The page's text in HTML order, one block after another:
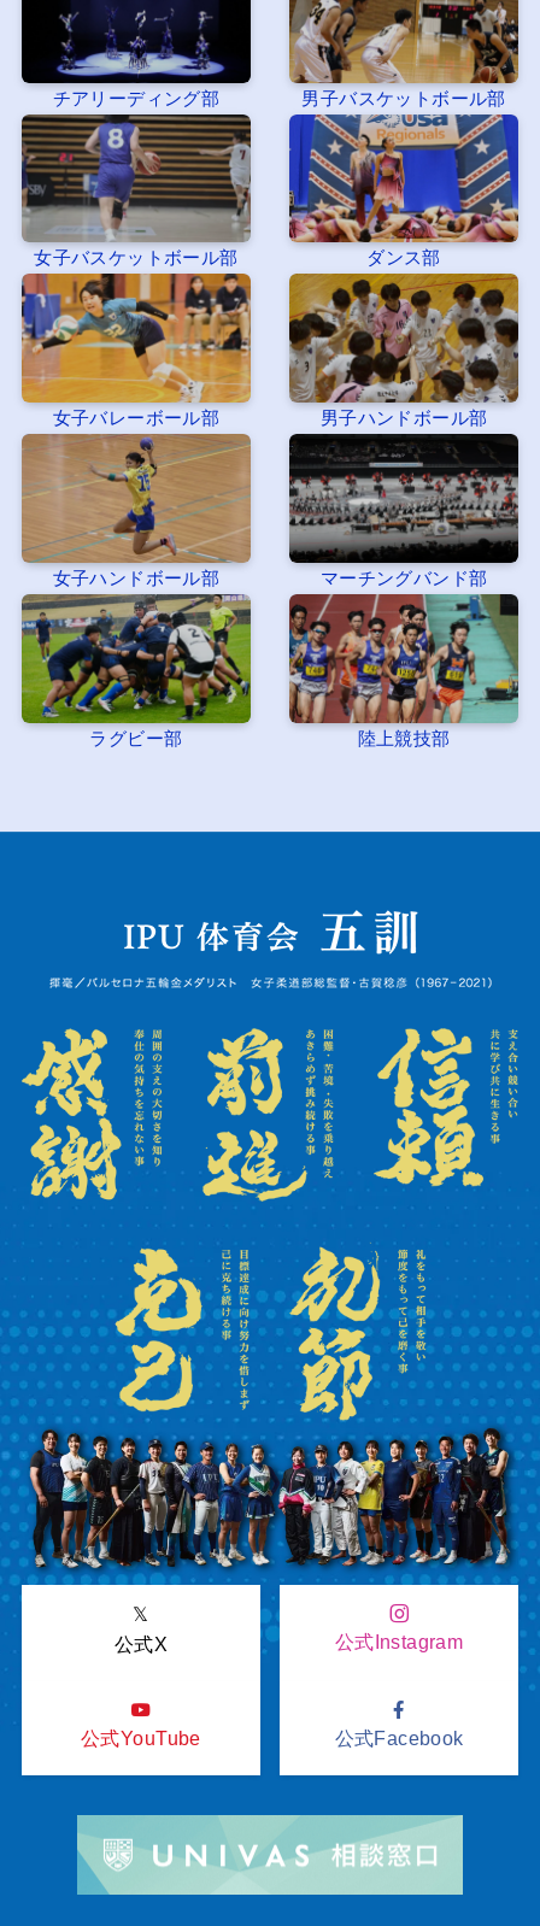
チアリーディング部 男子バスケットボール部
女子バスケットボール部 ダンス部
女子バレーボール部 男子ハンドボール部
女子ハンドボール部 マーチングバンド部
ラグビー部 陸上競技部
𝕏
公式X
公式Instagram
公式YouTube 公式Facebook